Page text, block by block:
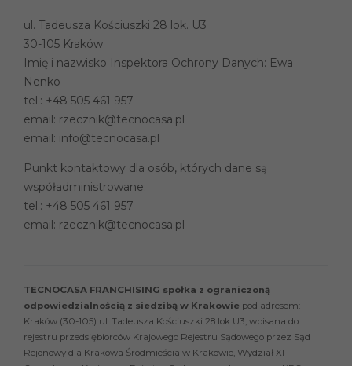
ul. Tadeusza Kościuszki 28 lok. U3
30-105 Kraków
Imię i nazwisko Inspektora Ochrony Danych: Ewa
Nenko
tel.: +48 505 461 957
email: rzecznik@tecnocasa.pl
email: info@tecnocasa.pl
Punkt kontaktowy dla osób, których dane są
współadministrowane:
tel.: +48 505 461 957
email: rzecznik@tecnocasa.pl
TECNOCASA FRANCHISING spółka z ograniczoną
odpowiedzialnością z siedzibą w Krakowie pod adresem:
Kraków (30-105) ul. Tadeusza Kościuszki 28 lok U3, wpisana do
rejestru przedsiębiorców Krajowego Rejestru Sądowego przez Sąd
Rejonowy dla Krakowa Śródmieścia w Krakowie, Wydział XI